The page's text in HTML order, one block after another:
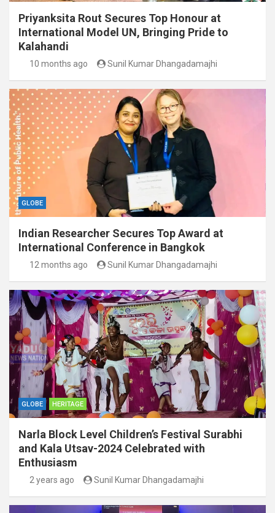
Priyanksita Rout Secures Top Honour at
International Model UN, Bringing Pride to
Kalahandi
10 months ago Sunil Kumar Dhangadamajhi
GLOBE
Indian Researcher Secures Top Award at
International Conference in Bangkok
12 months ago Sunil Kumar Dhangadamajhi
GLOBE HERITAGE
Narla Block Level Children’s Festival Surabhi
and Kala Utsav-2024 Celebrated with
Enthusiasm
2 years ago Sunil Kumar Dhangadamajhi